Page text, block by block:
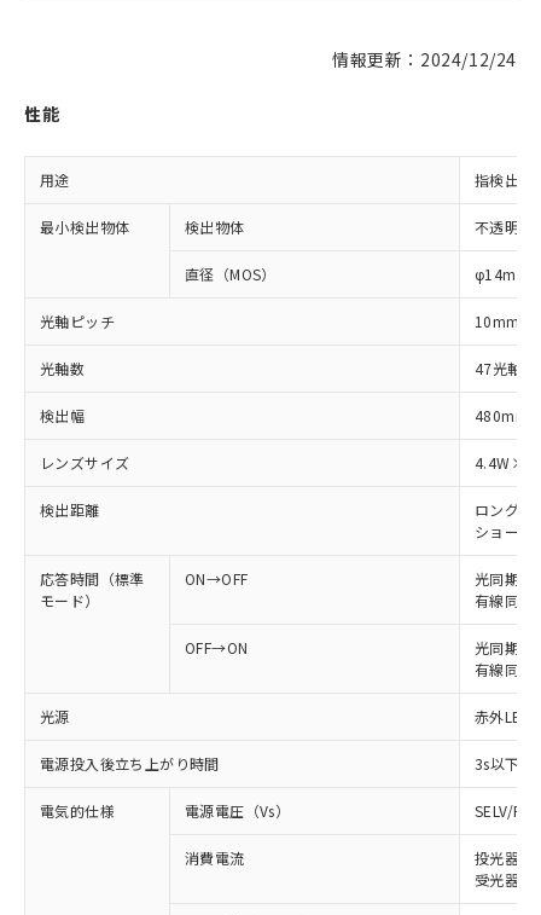
情報更新：2024/12/24
性能
用途 指検出用
最小検出物体 検出物体 不透明体
直径（MOS） φ14mm
光軸ピッチ 10mm
光軸数 47光軸
検出幅 480mm
レンズサイズ
検出距離
ロング
ショート
応答時間（標準
モード）
ON→OFF
光同期:
有線同期
OFF→ON
光同期:
有線同期
光源 赤外LED
電源投入後立ち上がり時間 3s以下
電気的仕様 電源電圧（Vs） SELV/
消費電流
投光器:
受光器: